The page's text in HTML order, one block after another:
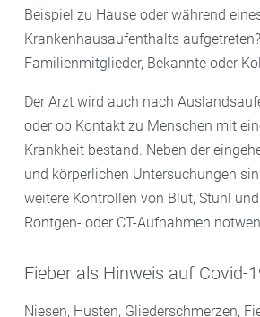
Beispiel zu Hause oder während
Krankenhausaufenthalts
Familienmitglieder, Bekannte oder
Der Arzt wird auch nach
oder ob Kontakt zu Menschen mit
Krankheit bestand. Neben der
und körperlichen Untersuchungen
weitere Kontrollen von Blut, Stuhl
Röntgen- oder CT-Aufnahmen
Fieber als Hinweis auf Covid-
Niesen, Husten, Gliederschmerzen,